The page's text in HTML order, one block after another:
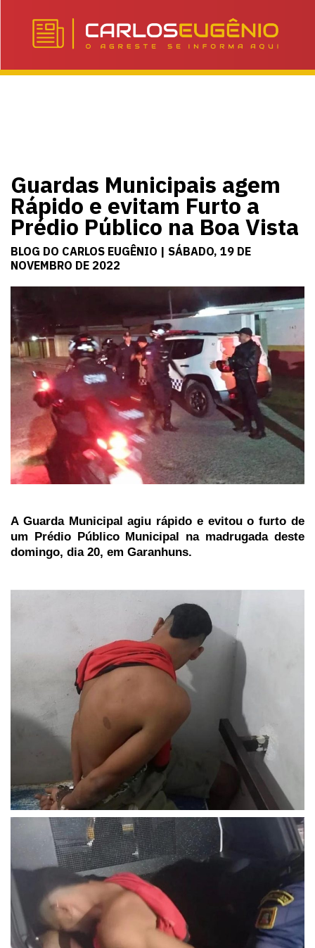
Guardas Municipais agem
Rápido e evitam Furto a
Prédio Público na Boa Vista
BLOG DO CARLOS EUGÊNIO | SÁBADO, 19 DE
NOVEMBRO DE 2022
A Guarda Municipal agiu rápido e evitou o furto de
um Prédio Público Municipal na madrugada deste
domingo, dia 20, em Garanhuns.